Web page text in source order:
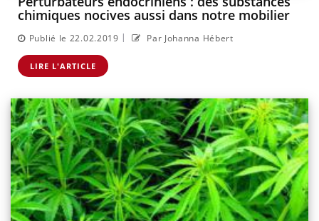
chimiques nocives aussi dans notre mobilier
Publié le 22.02.2019 | Par Johanna Hébert
LIRE L'ARTICLE